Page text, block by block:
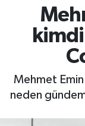
Mehmet
neden
Ekonomi
Gündem
Kim
Resmi
Tüm
Son
Haber Arşivi